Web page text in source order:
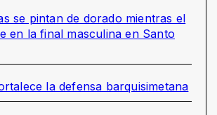
se pintan de dorado mientras el
en la final masculina en Santo
la defensa barquisimetana